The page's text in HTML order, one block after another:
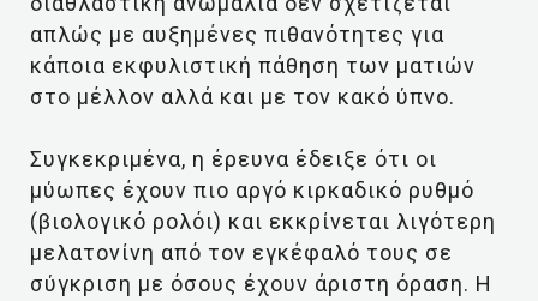
απλώς με αυξημένες πιθανότητες για
κάποια εκφυλιστική πάθηση των ματιών
στο μέλλον αλλά και με τον κακό ύπνο.
Συγκεκριμένα, η έρευνα έδειξε ότι οι
μύωπες έχουν πιο αργό κιρκαδικό ρυθμό
(βιολογικό ρολόι) και εκκρίνεται λιγότερη
μελατονίνη από τον εγκέφαλό τους σε
σύγκριση με όσους έχουν άριστη όραση. Η